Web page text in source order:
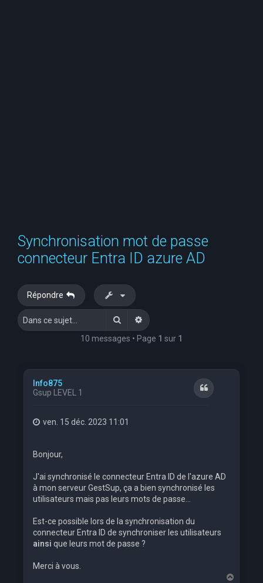
Synchronisation mot de passe
connecteur Entra ID azure AD
Répondre
RechercherRecherche avancée
10 messages • Page 1 sur 1
Info875
Gsup LEVEL 1
Citation
ven. 15 déc. 2023 11:01
Bonjour,
J'ai synchronisé le connecteur Entra ID de l'azure AD
à mon serveur GestSup, ça a bien synchronisé les
utilisateurs mais pas leurs mots de passe...
Est-ce possible lors de la synchronisation du
connecteur Entra ID de synchroniser les utilisateurs
ainsi que leurs mot de passe ?
Merci à vous.